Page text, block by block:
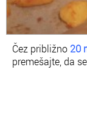
Čez približno 20
premešajte, da